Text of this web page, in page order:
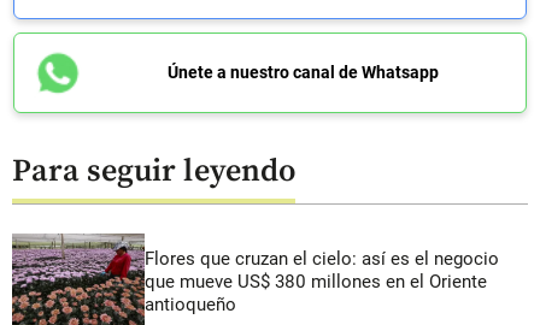
Únete a nuestro canal de Whatsapp
Para seguir leyendo
Flores que cruzan el cielo: así es el negocio
que mueve US$ 380 millones en el Oriente
antioqueño